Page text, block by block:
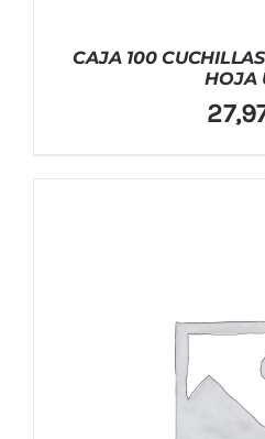
CAJA 100
HOJA